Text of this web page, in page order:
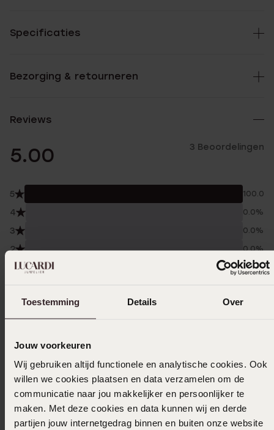
Toestemming Details Over
Jouw voorkeuren
Wij gebruiken altijd functionele en analytische cookies. Ook
willen we cookies plaatsen en data verzamelen om de
communicatie naar jou makkelijker en persoonlijker te
maken. Met deze cookies en data kunnen wij en derde
partijen jouw internetgedrag binnen en buiten onze website
Specificaties
Bezorging & retourneren
Reviews
5.00 3 Beoordelingen
5 100.0%
4 0.0%
3 0.0%
2 0.0%
0.0%
Verzameld onder de Gebruiksvoorwaarden
van
Trusted shops
23-10-2025 - Olga B.